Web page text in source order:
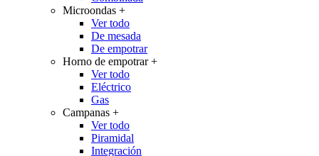
Microondas +
Ver todo
De mesada
De empotrar
Horno de empotrar+
Ver todo
Eléctrico
Gas
Campanas +
Ver todo
Piramidal
Integración